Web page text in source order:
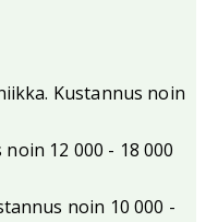
Kustannus noin
12 000 - 18 000
noin 10 000 -